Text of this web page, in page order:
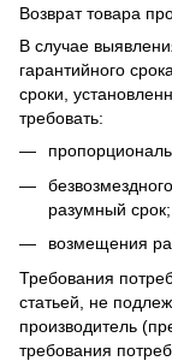
Возврат товара
В случае
гарантийного
сроки,
требовать:
разумный срок;
возмещения
Требования
статьей, не
производитель
требования